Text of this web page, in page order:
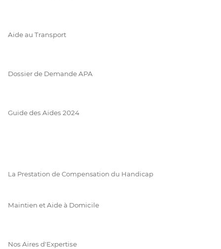
Aide au Transport
Dossier de Demande APA
Guide des Aides 2024
La Prestation de Compensation du Handicap
Maintien et Aide à Domicile
Nos Aires d'Expertise